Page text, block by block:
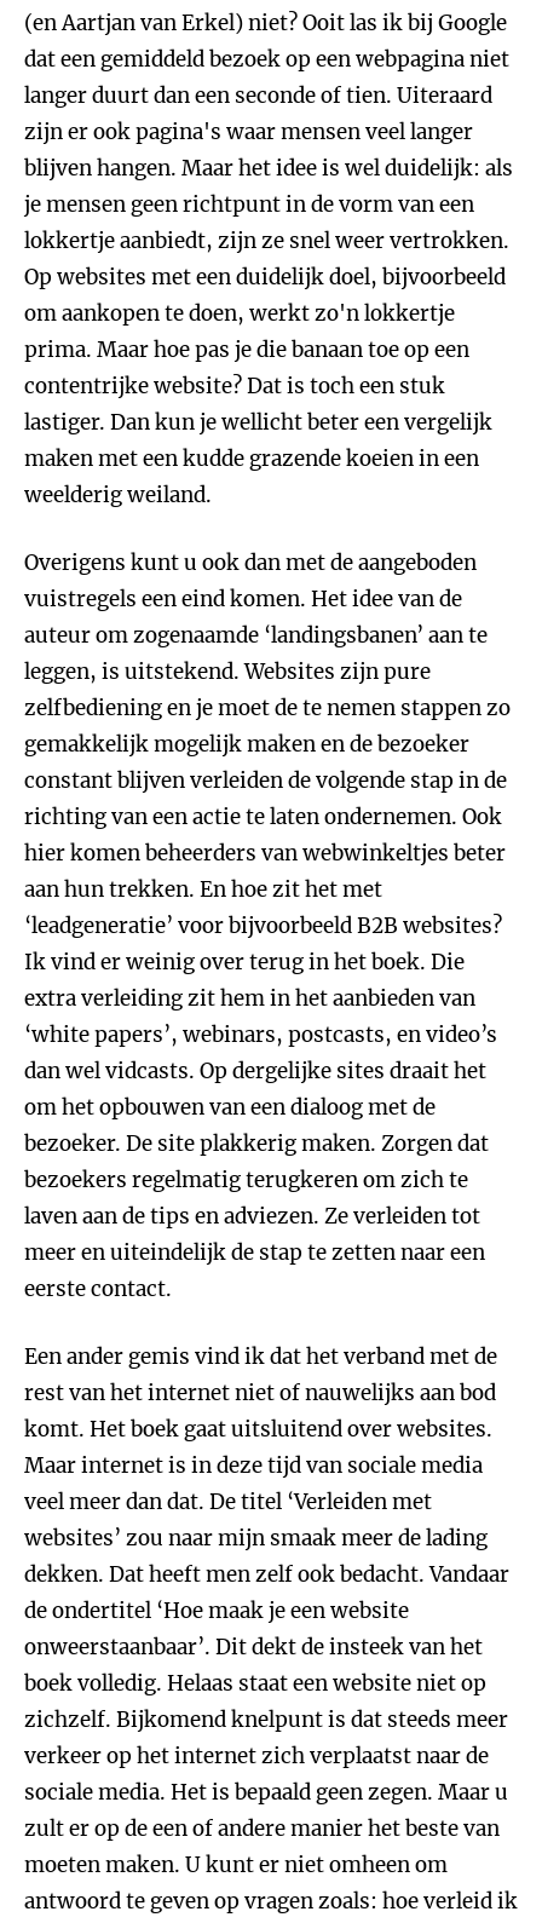
(en Aartjan van Erkel) niet? Ooit las ik bij Google
dat een gemiddeld bezoek op een webpagina niet
langer duurt dan een seconde of tien. Uiteraard
zijn er ook pagina's waar mensen veel langer
blijven hangen. Maar het idee is wel duidelijk: als
je mensen geen richtpunt in de vorm van een
lokkertje aanbiedt, zijn ze snel weer vertrokken.
Op websites met een duidelijk doel, bijvoorbeeld
om aankopen te doen, werkt zo'n lokkertje
prima. Maar hoe pas je die banaan toe op een
contentrijke website? Dat is toch een stuk
lastiger. Dan kun je wellicht beter een vergelijk
maken met een kudde grazende koeien in een
weelderig weiland.
Overigens kunt u ook dan met de aangeboden
vuistregels een eind komen. Het idee van de
auteur om zogenaamde ‘landingsbanen’ aan te
leggen, is uitstekend. Websites zijn pure
zelfbediening en je moet de te nemen stappen zo
gemakkelijk mogelijk maken en de bezoeker
constant blijven verleiden de volgende stap in de
richting van een actie te laten ondernemen. Ook
hier komen beheerders van webwinkeltjes beter
aan hun trekken. En hoe zit het met
‘leadgeneratie’ voor bijvoorbeeld B2B websites?
Ik vind er weinig over terug in het boek. Die
extra verleiding zit hem in het aanbieden van
‘white papers’, webinars, postcasts, en video’s
dan wel vidcasts. Op dergelijke sites draait het
om het opbouwen van een dialoog met de
bezoeker. De site plakkerig maken. Zorgen dat
bezoekers regelmatig terugkeren om zich te
laven aan de tips en adviezen. Ze verleiden tot
meer en uiteindelijk de stap te zetten naar een
eerste contact.
Een ander gemis vind ik dat het verband met de
rest van het internet niet of nauwelijks aan bod
komt. Het boek gaat uitsluitend over websites.
Maar internet is in deze tijd van sociale media
veel meer dan dat. De titel ‘Verleiden met
websites’ zou naar mijn smaak meer de lading
dekken. Dat heeft men zelf ook bedacht. Vandaar
de ondertitel ‘Hoe maak je een website
onweerstaanbaar’. Dit dekt de insteek van het
boek volledig. Helaas staat een website niet op
zichzelf. Bijkomend knelpunt is dat steeds meer
verkeer op het internet zich verplaatst naar de
sociale media. Het is bepaald geen zegen. Maar u
zult er op de een of andere manier het beste van
moeten maken. U kunt er niet omheen om
antwoord te geven op vragen zoals: hoe verleid ik